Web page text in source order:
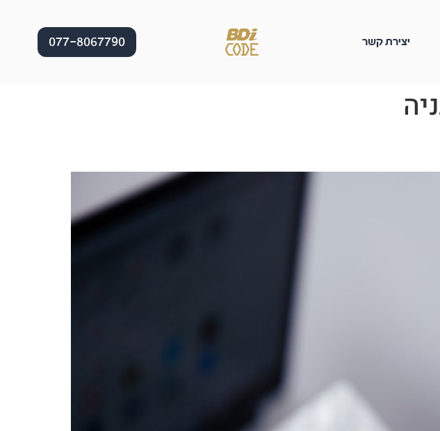
יצירת קשר 077-8067790